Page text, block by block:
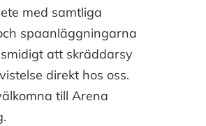
med samtliga
spaanläggningarna
att skräddarsy
direkt hos oss.
till Arena